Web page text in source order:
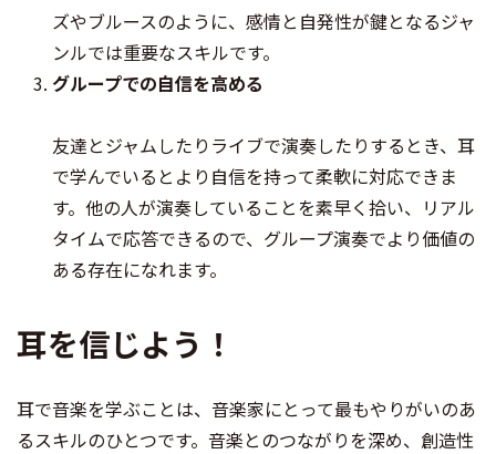
ズやブルースのように、感情と自発性が鍵となるジャ
ンルでは重要なスキルです。
グループでの自信を高める
友達とジャムしたりライブで演奏したりするとき、耳
で学んでいるとより自信を持って柔軟に対応できま
す。他の人が演奏していることを素早く拾い、リアル
タイムで応答できるので、グループ演奏でより価値の
ある存在になれます。
耳を信じよう！
耳で音楽を学ぶことは、音楽家にとって最もやりがいのあ
るスキルのひとつです。音楽とのつながりを深め、創造性